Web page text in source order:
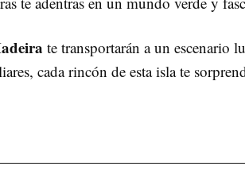
te transportarán a un escenario
cada rincón de esta isla te